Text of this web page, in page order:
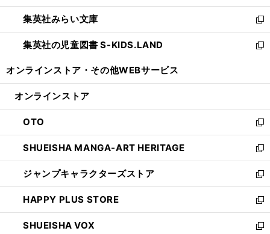
開
く
ウ
で
開
く
ン
ド
ウ
で
ウ
ィ
ン
ド
開
集英社みらい文庫
新
し
い
ン
ウ
で
開
く
集英社の児童図書 S-KIDS.LAND
新
ウ
ン
ド
ウ
で
開
く
オンラインストア・ その他WEBサービス
オンラインストア
OTO
新
し
い
ウ
ィ
ン
ド
ウ
で
SHUEISHA MANGA-ART HERITAGE
新
し
い
ウ
ィ
ン
ド
ジャンプキャラクターズストア
新
し
い
ウ
ィ
HAPPY PLUS STORE
新
し
い
SHUEISHA VOX
新